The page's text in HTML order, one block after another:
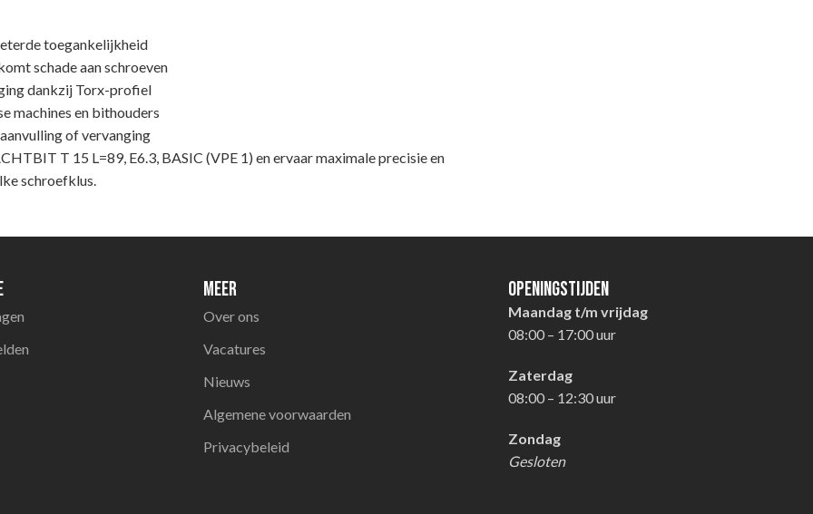
toegankelijkheid
schade aan schroeven
dankzij Torx-profiel
machines en bithouders
of vervanging
T 15 L=89, E6.3, BASIC (VPE 1) en ervaar maximale precisie en
schroefklus.
Meer
Over ons
Vacatures
Nieuws
Algemene voorwaarden
Privacybeleid
Openingstijden
Maandag t/m vrijdag
08:00 – 17:00 uur
Zaterdag
08:00 – 12:30 uur
Zondag
Gesloten